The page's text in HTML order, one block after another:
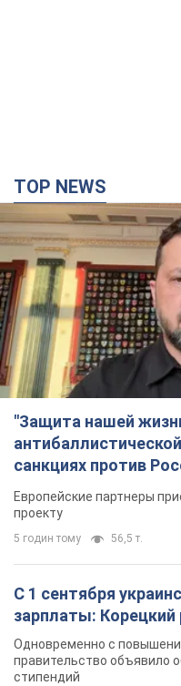
TOP NEWS
"Защита нашей
санкциях против
Видео
Европейские партнеры
проекту
5 годин тому 56,5 т.
С 1 сентября
зарплаты:
Одновременно с
правительство объявило
стипендий